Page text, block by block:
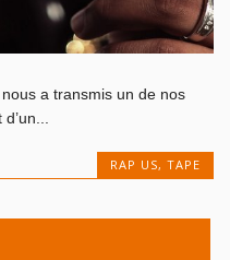
a transmis un de nos
RAP US, TAPE